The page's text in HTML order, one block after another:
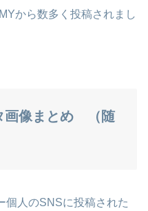
から数多く投稿されまし
画像まとめ （随
個人のSNSに投稿された